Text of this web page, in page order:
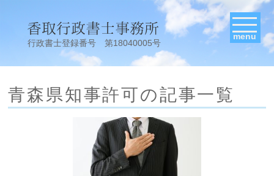
行政書士登録番号 第18040005号
menu
青森県知事許可の記事一覧